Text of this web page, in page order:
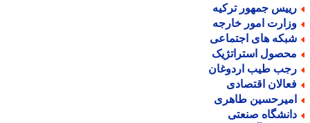
جمهور ترکیه
امور خارجه
های اجتماعی
استراتژیک
طیب اردوغان
اقتصادی
طاهری
صنعتی